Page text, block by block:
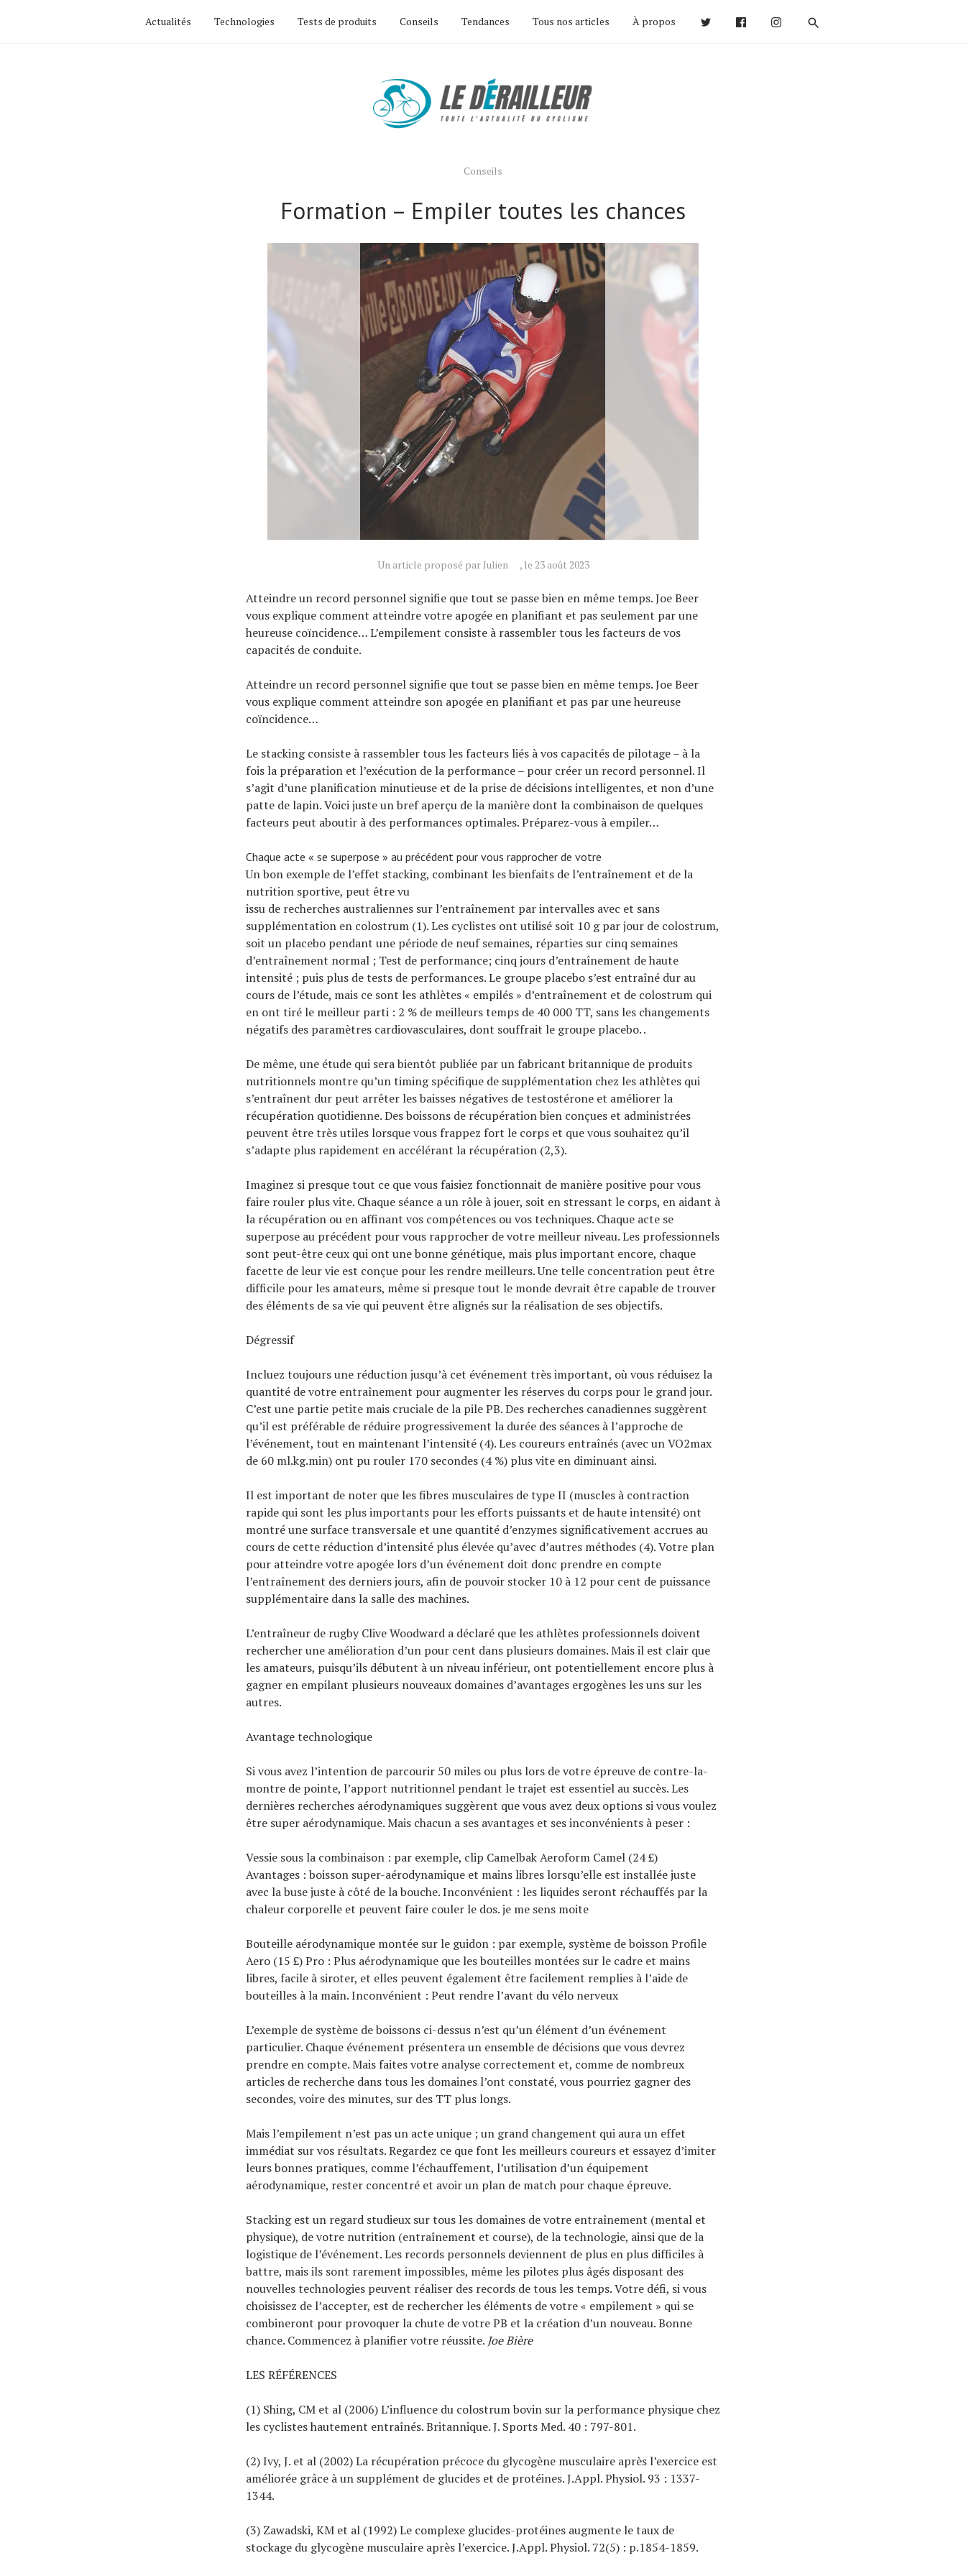
Actualités Technologies Tests de produits Conseils Tendances Tous nos articles À propos
Conseils
Formation – Empiler toutes les chances
Un article proposé par Julien , le 23 août 2023
Atteindre un record personnel signifie que tout se passe bien en même temps. Joe Beer
vous explique comment atteindre votre apogée en planifiant et pas seulement par une
heureuse coïncidence… L’empilement consiste à rassembler tous les facteurs de vos
capacités de conduite.
Atteindre un record personnel signifie que tout se passe bien en même temps. Joe Beer
vous explique comment atteindre son apogée en planifiant et pas par une heureuse
coïncidence…
Le stacking consiste à rassembler tous les facteurs liés à vos capacités de pilotage – à la
fois la préparation et l’exécution de la performance – pour créer un record personnel. Il
s’agit d’une planification minutieuse et de la prise de décisions intelligentes, et non d’une
patte de lapin. Voici juste un bref aperçu de la manière dont la combinaison de quelques
facteurs peut aboutir à des performances optimales. Préparez-vous à empiler…
Chaque acte « se superpose » au précédent pour vous rapprocher de votre
Un bon exemple de l’effet stacking, combinant les bienfaits de l’entraînement et de la
nutrition sportive, peut être vu
issu de recherches australiennes sur l’entraînement par intervalles avec et sans
supplémentation en colostrum (1). Les cyclistes ont utilisé soit 10 g par jour de colostrum,
soit un placebo pendant une période de neuf semaines, réparties sur cinq semaines
d’entraînement normal ; Test de performance; cinq jours d’entraînement de haute
intensité ; puis plus de tests de performances. Le groupe placebo s’est entraîné dur au
cours de l’étude, mais ce sont les athlètes « empilés » d’entraînement et de colostrum qui
en ont tiré le meilleur parti : 2 % de meilleurs temps de 40 000 TT, sans les changements
négatifs des paramètres cardiovasculaires, dont souffrait le groupe placebo. .
De même, une étude qui sera bientôt publiée par un fabricant britannique de produits
nutritionnels montre qu’un timing spécifique de supplémentation chez les athlètes qui
s’entraînent dur peut arrêter les baisses négatives de testostérone et améliorer la
récupération quotidienne. Des boissons de récupération bien conçues et administrées
peuvent être très utiles lorsque vous frappez fort le corps et que vous souhaitez qu’il
s’adapte plus rapidement en accélérant la récupération (2,3).
Imaginez si presque tout ce que vous faisiez fonctionnait de manière positive pour vous
faire rouler plus vite. Chaque séance a un rôle à jouer, soit en stressant le corps, en aidant à
la récupération ou en affinant vos compétences ou vos techniques. Chaque acte se
superpose au précédent pour vous rapprocher de votre meilleur niveau. Les professionnels
sont peut-être ceux qui ont une bonne génétique, mais plus important encore, chaque
facette de leur vie est conçue pour les rendre meilleurs. Une telle concentration peut être
difficile pour les amateurs, même si presque tout le monde devrait être capable de trouver
des éléments de sa vie qui peuvent être alignés sur la réalisation de ses objectifs.
Dégressif
Incluez toujours une réduction jusqu’à cet événement très important, où vous réduisez la
quantité de votre entraînement pour augmenter les réserves du corps pour le grand jour.
C’est une partie petite mais cruciale de la pile PB. Des recherches canadiennes suggèrent
qu’il est préférable de réduire progressivement la durée des séances à l’approche de
l’événement, tout en maintenant l’intensité (4). Les coureurs entraînés (avec un VO2max
de 60 ml.kg.min) ont pu rouler 170 secondes (4 %) plus vite en diminuant ainsi.
Il est important de noter que les fibres musculaires de type II (muscles à contraction
rapide qui sont les plus importants pour les efforts puissants et de haute intensité) ont
montré une surface transversale et une quantité d’enzymes significativement accrues au
cours de cette réduction d’intensité plus élevée qu’avec d’autres méthodes (4). Votre plan
pour atteindre votre apogée lors d’un événement doit donc prendre en compte
l’entraînement des derniers jours, afin de pouvoir stocker 10 à 12 pour cent de puissance
supplémentaire dans la salle des machines.
L’entraîneur de rugby Clive Woodward a déclaré que les athlètes professionnels doivent
rechercher une amélioration d’un pour cent dans plusieurs domaines. Mais il est clair que
les amateurs, puisqu’ils débutent à un niveau inférieur, ont potentiellement encore plus à
gagner en empilant plusieurs nouveaux domaines d’avantages ergogènes les uns sur les
autres.
Avantage technologique
Si vous avez l’intention de parcourir 50 miles ou plus lors de votre épreuve de contre-la-
montre de pointe, l’apport nutritionnel pendant le trajet est essentiel au succès. Les
dernières recherches aérodynamiques suggèrent que vous avez deux options si vous voulez
être super aérodynamique. Mais chacun a ses avantages et ses inconvénients à peser :
Vessie sous la combinaison : par exemple, clip Camelbak Aeroform Camel (24 £)
Avantages : boisson super-aérodynamique et mains libres lorsqu’elle est installée juste
avec la buse juste à côté de la bouche. Inconvénient : les liquides seront réchauffés par la
chaleur corporelle et peuvent faire couler le dos. je me sens moite
Bouteille aérodynamique montée sur le guidon : par exemple, système de boisson Profile
Aero (15 £) Pro : Plus aérodynamique que les bouteilles montées sur le cadre et mains
libres, facile à siroter, et elles peuvent également être facilement remplies à l’aide de
bouteilles à la main. Inconvénient : Peut rendre l’avant du vélo nerveux
L’exemple de système de boissons ci-dessus n’est qu’un élément d’un événement
particulier. Chaque événement présentera un ensemble de décisions que vous devrez
prendre en compte. Mais faites votre analyse correctement et, comme de nombreux
articles de recherche dans tous les domaines l’ont constaté, vous pourriez gagner des
secondes, voire des minutes, sur des TT plus longs.
Mais l’empilement n’est pas un acte unique ; un grand changement qui aura un effet
immédiat sur vos résultats. Regardez ce que font les meilleurs coureurs et essayez d’imiter
leurs bonnes pratiques, comme l’échauffement, l’utilisation d’un équipement
aérodynamique, rester concentré et avoir un plan de match pour chaque épreuve.
Stacking est un regard studieux sur tous les domaines de votre entraînement (mental et
physique), de votre nutrition (entraînement et course), de la technologie, ainsi que de la
logistique de l’événement. Les records personnels deviennent de plus en plus difficiles à
battre, mais ils sont rarement impossibles, même les pilotes plus âgés disposant des
nouvelles technologies peuvent réaliser des records de tous les temps. Votre défi, si vous
choisissez de l’accepter, est de rechercher les éléments de votre « empilement » qui se
combineront pour provoquer la chute de votre PB et la création d’un nouveau. Bonne
chance. Commencez à planifier votre réussite. Joe Bière
LES RÉFÉRENCES
(1) Shing, CM et al (2006) L’influence du colostrum bovin sur la performance physique chez
les cyclistes hautement entraînés. Britannique. J. Sports Med. 40 : 797-801.
(2) Ivy, J. et al (2002) La récupération précoce du glycogène musculaire après l’exercice est
améliorée grâce à un supplément de glucides et de protéines. J.Appl. Physiol. 93 : 1337-
1344.
(3) Zawadski, KM et al (1992) Le complexe glucides-protéines augmente le taux de
stockage du glycogène musculaire après l’exercice. J.Appl. Physiol. 72(5) : p.1854-1859.